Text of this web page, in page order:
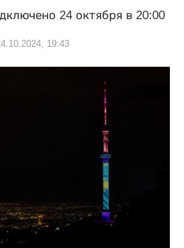
24 октября в 20:00
19:43